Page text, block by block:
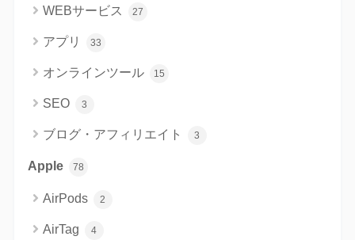
WEBサービス 27
アプリ 33
オンラインツール 15
SEO 3
ブログ・アフィリエイト 3
Apple 78
AirPods 2
AirTag 4